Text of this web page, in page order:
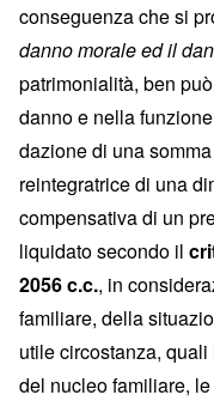
conseguenza che si
danno morale ed il
patrimonialità, ben
danno e nella
dazione di una
reintegratrice di una
compensativa di un
liquidato secondo il
2056 c.c., in
familiare, della
utile circostanza,
del nucleo familiare,